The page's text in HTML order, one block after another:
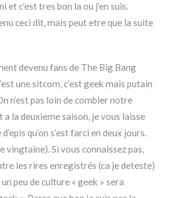
c’est tres bon la ou j’en suis.
ceci dit, mais peut etre que la suite
devenu fans de The Big Bang
une sitcom, c’est geek mais putain
n’est pas loin de combler notre
la deuxieme saison, je vous laisse
qu’on s’est farci en deux jours.
vingtaine). Si vous connaissez pas,
les rires enregistrés (ca je deteste)
peu de culture « geek » sera